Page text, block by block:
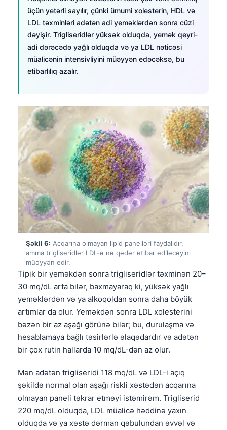
üçün yetərli sayılır, çünki ümumi xolesterin, HDL və
LDL təxminləri adətən adi yeməklərdən sonra cüzi
dəyişir. Trigliseridlər yüksək olduqda, yemək qeyri-
adi dərəcədə yağlı olduqda və ya LDL nəticəsi
müalicənin intensivliyini müəyyən edəcəksə, bu
etibarlılıq azalır.
Şəkil 6: Acqarına olmayan lipid panelləri faydalıdır,
amma trigliseridlər LDL-ə nə qədər etibar ediləcəyini
müəyyən edir.
Tipik bir yeməkdən sonra trigliseridlər təxminən 20–
30 mq/dL arta bilər, baxmayaraq ki, yüksək yağlı
yeməklərdən və ya alkoqoldan sonra daha böyük
artımlar da olur. Yeməkdən sonra LDL xolesterini
bəzən bir az aşağı görünə bilər; bu, durulaşma və
hesablamaya bağlı təsirlərlə əlaqədardır və adətən
bir çox rutin hallarda 10 mq/dL-dən az olur.
Mən adətən trigliseridi 118 mq/dL və LDL-i açıq
şəkildə normal olan aşağı riskli xəstədən acqarına
olmayan paneli təkrar etməyi istəmirəm. Trigliserid
220 mq/dL olduqda, LDL müalicə həddinə yaxın
olduqda və ya xəstə dərman qəbulundan əvvəl və
Català
Қазақ тілі
Hrvatski
پښتو
سنڌي
සිංහල
অসমীয়া
Galego
Latviešu valoda
Македонски јазик
Euskara
Gàidhlig
Occitan
العربية المغربية
Afrikaans
Монгол
ພາສາລາວ
Cebuano
ئۇيغۇرچە
Кыргызча
Татар теле
Беларуская мова